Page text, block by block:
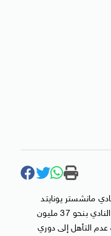
مانشستر يونايتد
الإنجليزي امس الحميس أن تنخفض أرباح النادي بنحو 37 مليون
التأهل إلى دوري